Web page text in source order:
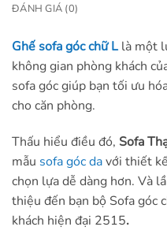
ĐÁNH GIÁ (0)
Ghế sofa góc chữ Llà một
không gian phòng khách
sofa góc giúp bạn tối ưu
cho căn phòng.
Thấu hiểu điều đó, Sofa
mẫu sofa góc davới thiết
chọn lựa dễ dàng hơn. Và
thiệu đến bạn bộ Sofa góc
khách hiện đại 2515.